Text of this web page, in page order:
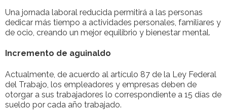
Una jornada laboral reducida permitirá a las personas
dedicar más tiempo a actividades personales, familiares y
de ocio, creando un mejor equilibrio y bienestar mental.
Incremento de aguinaldo
Actualmente, de acuerdo al artículo 87 de la Ley Federal
del Trabajo, los empleadores y empresas deben de
otorgar a sus trabajadores lo correspondiente a 15 días de
sueldo por cada año trabajado.